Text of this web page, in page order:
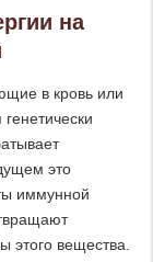
на
в кровь или
это
иммунной
этого вещества.